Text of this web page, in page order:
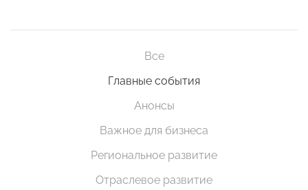
Все
Главные события
Анонсы
Важное для бизнеса
Региональное развитие
Отраслевое развитие